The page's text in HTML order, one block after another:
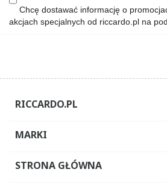
Chcę dostawać informację o
akcjach specjalnych od riccardo.pl na
RICCARDO.PL
MARKI
STRONA GŁÓWNA